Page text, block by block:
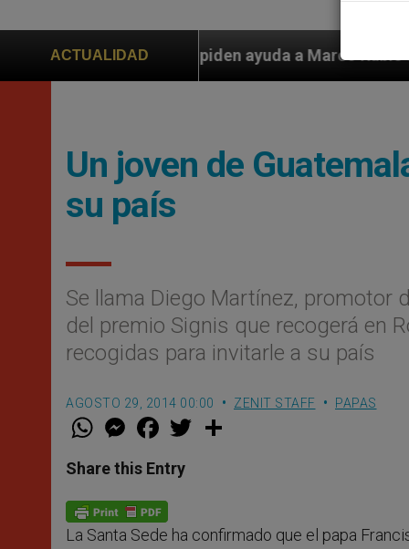
ACTUALIDAD
piden ayuda a Marco Rubio ante persecución
Un joven de
su país
Se llama Diego Martí­nez, promotor
del premio Signis que recogerá en
recogidas para invitarle a su país
AGOSTO 29, 2014 00:00 ZENIT STAFF PAPAS
W
t
s
p
p
M
e
s
e
g
e
r
F
a
e
b
o
k
w
Share this Entry
La Santa Sede ha confirmado que el papa